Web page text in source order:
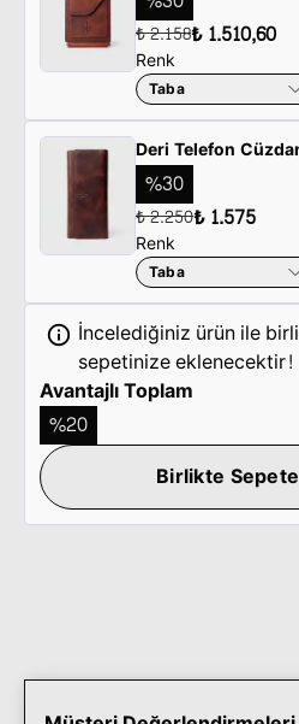
₺ 2.158₺ 1.510,60
Renk
Taba
Deri Telefon
%30
₺ 2.250₺ 1.575
Renk
Taba
İncelediğiniz ürün ile
sepetinize eklenecektir!
Avantajlı Toplam
%20
Birlikte